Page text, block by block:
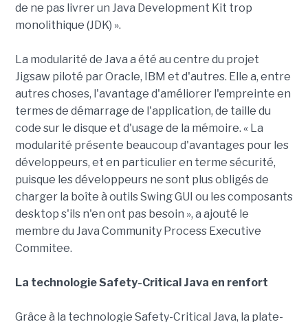
de ne pas livrer un Java Development Kit trop
monolithique (JDK) ».
La modularité de Java a été au centre du projet
Jigsaw piloté par Oracle, IBM et d'autres. Elle a, entre
autres choses, l'avantage d'améliorer l'empreinte en
termes de démarrage de l'application, de taille du
code sur le disque et d'usage de la mémoire. « La
modularité présente beaucoup d'avantages pour les
développeurs, et en particulier en terme sécurité,
puisque les développeurs ne sont plus obligés de
charger la boîte à outils Swing GUI ou les composants
desktop s'ils n'en ont pas besoin », a ajouté le
membre du Java Community Process Executive
Commitee.
La technologie Safety-Critical Java en renfort
Grâce à la technologie Safety-Critical Java, la plate-